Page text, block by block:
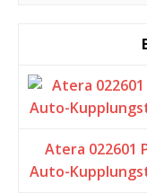
Atera 022601
Auto-